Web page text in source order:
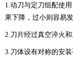
1.动刀与定刀组配使
果下降，过小则容易发
2.刀片经过真空淬火
3.刀体设有对称的安